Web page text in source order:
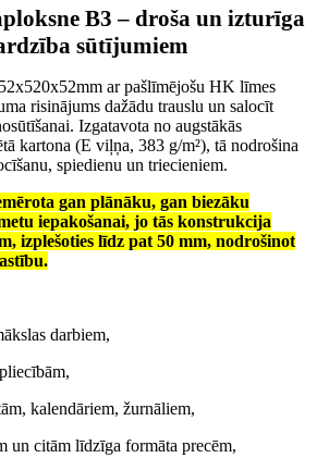
B3 – droša un izturīga
sūtījumiem
ar pašlīmējošu HK līmes
risinājums dažādu trauslu un salocīt
Izgatavota no augstākās
kartona (E viļņa, 383 g/m²), tā nodrošina
spiedienu un triecieniem.
gan plānāku, gan biezāku
iepakošanai, jo tās konstrukcija
, izplešoties līdz pat 50 mm, nodrošinot
darbiem,
kalendāriem, žurnāliem,
citām līdzīga formāta precēm,